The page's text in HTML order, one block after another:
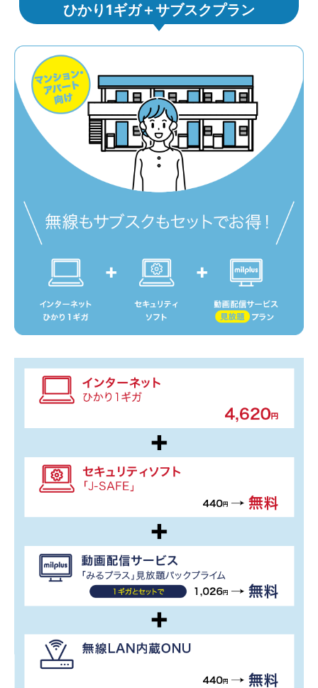
ひかり1ギガ＋サブスクプラン